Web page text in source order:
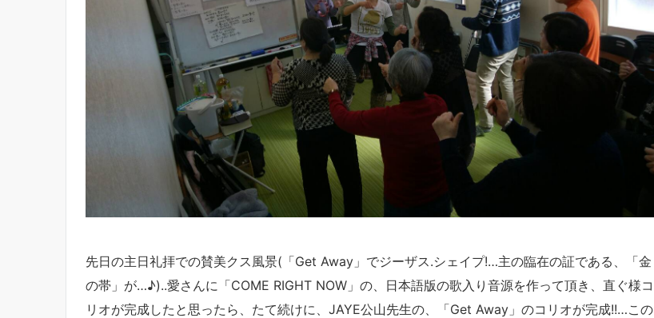
先日の主日礼拝での賛美クス風景(「Get Away」でジーザス.シェイプ!…主の臨在の証である、「金
の帯」が…♪)..愛さんに「COME RIGHT NOW」の、日本語版の歌入り音源を作って頂き、直ぐ様コ
リオが完成したと思ったら、たて続けに、JAYE公山先生の、「Get Away」のコリオが完成!!…この